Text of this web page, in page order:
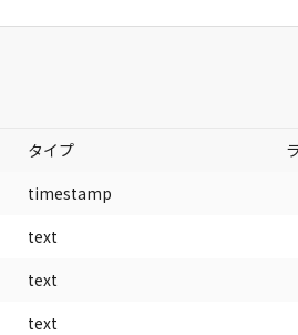
タイプ
timestamp
text
text
text